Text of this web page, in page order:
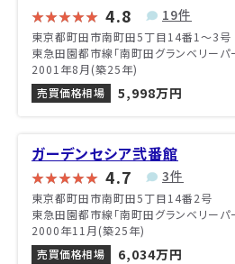
4.8 19件
東京都町田市南町田5丁目14番1〜3号
東急田園都市線「南町田グランベリーパ
2001年8月(築25年)
売買価格相場
5,998万円
ガーデンセシア弐番館
4.7 3件
東京都町田市南町田5丁目14番2号
東急田園都市線「南町田グランベリーパ
2000年11月(築25年)
売買価格相場
6,034万円